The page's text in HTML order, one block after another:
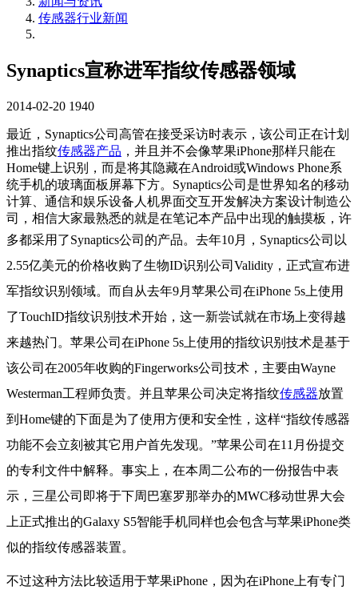
传感器行业新闻
Synaptics宣称进军指纹传感器领域
2014-02-20 1940
最近，Synaptics公司高管在接受采访时表示，该公司正在计划
推出指纹传感器产品 ，并且并不会像苹果iPhone那样只能在
Home键上识别，而是将其隐藏在Android或Windows Phone系
统手机的玻璃面板屏幕下方。Synaptics公司是世界知名的移动
计算、通信和娱乐设备人机界面交互开发解决方案设计制造公
司，相信大家最熟悉的就是在笔记本产品中出现的触摸板，许
多都采用了Synaptics公司的产品。 去年10月，Synaptics公司以
2.55亿美元的价格收购了生物ID识别公司Validity，正式宣布进
军指纹识别领域。而自从去年9月苹果公司在iPhone 5s上使用
了TouchID指纹识别技术开始，这一新尝试就在市场上变得越
来越热门。 苹果公司在iPhone 5s上使用的指纹识别技术是基于
该公司在2005年收购的Fingerworks公司技术，主要由Wayne
Westerman工程师负责。并且苹果公司决定将指纹传感器放置
到Home键的下面是为了使用方便和安全性，这样“指纹传感器
功能不会立刻被其它用户首先发现。”苹果公司在11月份提交
的专利文件中解释。事实上，在本周二公布的一份报告中表
示，三星公司即将于下周巴塞罗那举办的MWC移动世界大会
上正式推出的Galaxy S5智能手机同样也会包含与苹果iPhone类
似的指纹传感器装置。
不过这种方法比较适用于苹果iPhone，因为在iPhone上有专门